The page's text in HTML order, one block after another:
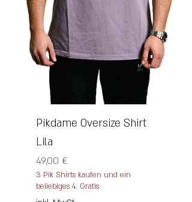
Pikdame Oversize Shirt
Lila
Preis
49,00 €
3 Pik Shirts kaufen und ein
beliebiges 4. Gratis